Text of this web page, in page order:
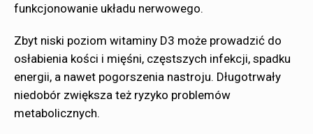
funkcjonowanie układu nerwowego.
Zbyt niski poziom witaminy D3 może prowadzić do
osłabienia kości i mięśni, częstszych infekcji, spadku
energii, a nawet pogorszenia nastroju. Długotrwały
niedobór zwiększa też ryzyko problemów
metabolicznych.